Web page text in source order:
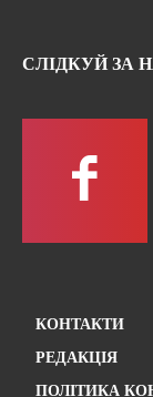
СЛІДКУЙ ЗА
КОНТАКТИ
РЕДАКЦІЯ
ПОЛІТИКА